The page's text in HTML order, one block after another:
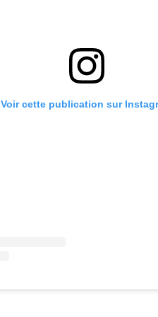
Voir cette publication sur